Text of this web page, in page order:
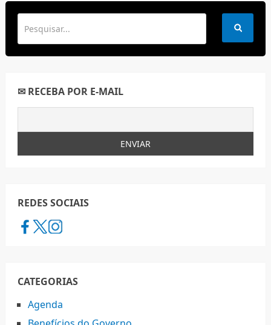
✉ RECEBA POR E-MAIL
REDES SOCIAIS
CATEGORIAS
Agenda